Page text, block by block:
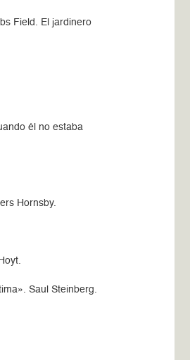
Field. El jardinero
él no estaba
Hornsby.
Saul Steinberg.